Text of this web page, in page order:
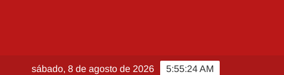
5:55:25 AM
sábado, 8 de agosto de 2026